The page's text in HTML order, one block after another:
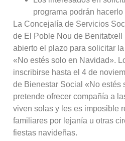
programa podrán
La Concejalía de Servicios
de El Poble Nou de Benitatxell
abierto el plazo para solicitar
«No estés solo en Navidad».
inscribirse hasta el 4 de
de Bienestar Social «No estés
pretende ofrecer compañía a
viven solas y les es imposible
familiares por lejanía u otras
fiestas navideñas.